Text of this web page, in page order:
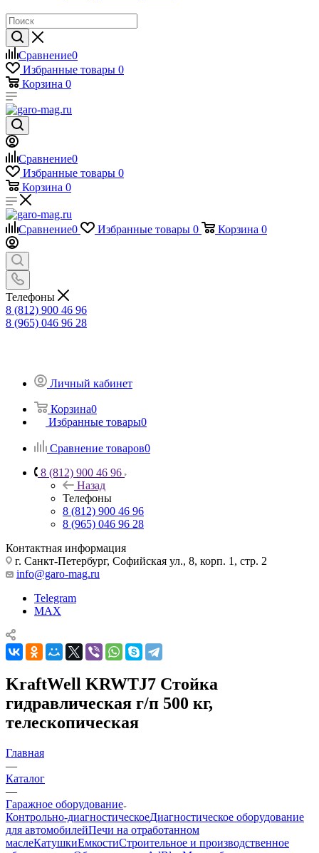
Сравнение0
Избранные товары 0
Корзина 0
Сравнение0
Избранные товары 0
Корзина 0
Сравнение0 Избранные товары 0 Корзина 0
Телефоны
8 (812) 900 46 96
8 (965) 046 96 28
Личный кабинет
Корзина0
Избранные товары0
Сравнение товаров0
8 (812) 900 46 96
Назад
Телефоны
8 (812) 900 46 96
8 (965) 046 96 28
Контактная информация
г. Санкт-Петербург, Софийская ул., 8, корп. 1, стр. 2
info@garo-mag.ru
Telegram
MAX
KraftWell KRWTJ7 Стойка
гидравлическая г/п 500 кг,
телескопическая
Главная
—
Каталог
—
Гаражное оборудование
Контрольно-диагностическоеДиагностическое оборудование
для автомобилейПечи на отработанном
маслеКатушкиЕмкостиСтроительное и производственное